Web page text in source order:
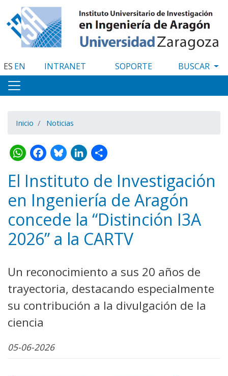
al
contenido
principal
ES EN INTRANET SOPORTE
Inicio Noticias
WhatsApp
Facebook
Bluesky
LinkedIn
Share
El Instituto de Investigación
en Ingeniería de Aragón
concede la “Distinción I3A
2026” a la CARTV
Un reconocimiento a sus 20 años de
trayectoria, destacando especialmente
su contribución a la divulgación de la
ciencia
05-06-2026